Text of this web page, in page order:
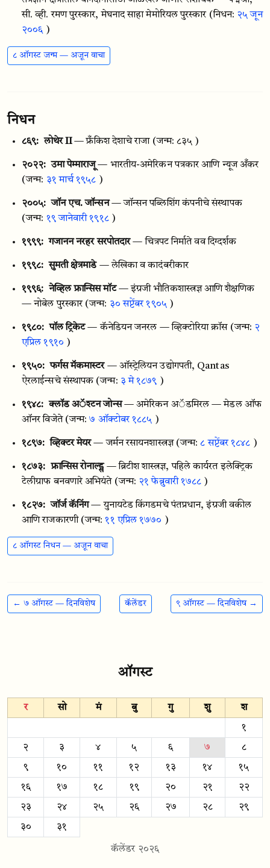
सी. व्ही. रमण पुरस्कार, मेघनाद साहा मेमोरियल पुरस्कार (निधन: २५ जून
२००६ )
८ ऑगस्ट जन्म — अजून वाचा
निधन
८६९: लोथेर II — फ्रँकिश देशाचे राजा (जन्म: ८३५ )
२०२२: उमा पेम्माराजू — भारतीय-अमेरिकन पत्रकार आणि न्यूज अँकर
(जन्म: ३१ मार्च १९५८ )
२००५: जॉन एच. जॉन्सन — जॉन्सन पब्लिशिंग कंपनीचे संस्थापक
(जन्म: १९ जानेवारी १९१८)
१९९९: गजानन नरहर सरपोतदार — चित्रपट निर्माते वव दिग्दर्शक
१९९८: सुमती क्षेत्रमाडे — लेखिका व कादंबरीकार
१९९६: नेव्हिल फ्रान्सिस मॉट — इंग्रजी भौतिकशास्त्रज्ञ आणि शैक्षणिक
— नोबेल पुरस्कार (जन्म: ३० सप्टेंबर १९०५ )
१९८०: पॉल ट्रिकेट — कॅनेडियन जनरल — व्हिक्टोरिया क्रॉस (जन्म: २
एप्रिल १९१० )
१९५०: फर्गस मॅकमास्टर — ऑस्ट्रेलियन उद्योगपती, Qantas
ऐरलाईन्सचे संस्थापक (जन्म: ३ मे १८७९ )
१९४८: क्लॉड अॅश्टन जोन्स — अमेरिकन अॅडमिरल — मेडल ऑफ
ऑनर विजेते (जन्म:७ ऑक्टोबर १८८५ )
१८९७: व्हिक्टर मेयर — जर्मन रसायनशास्त्रज्ञ (जन्म:८ सप्टेंबर १८४८ )
१८७३: फ्रान्सिस रोनाल्ड्स — ब्रिटीश शास्त्रज्ञ, पहिले कार्यरत इलेक्ट्रिक
टेलीग्राफ बनवणारे अभियंते (जन्म: २१ फेब्रुवारी १७८८ )
१८२७: जॉर्ज कॅनिंग — युनायटेड किंगडमचे पंतप्रधान, इंग्रजी वकील
आणि राजकारणी (जन्म:११ एप्रिल १७७० )
८ ऑगस्ट निधन — अजून वाचा
← ७ ऑगस्ट — दिनविशेष कॅलेंडर ९ ऑगस्ट — दिनविशेष →
ऑगस्ट
र सो मं बु गु शु श
१
२ ३ ४ ५ ६ ७ ८
९ १० ११ १२ १३ १४ १५
१६ १७ १८ १९ २० २१ २२
२३ २४ २५ २६ २७ २८ २९
३० ३१
कॅलेंडर २०२६